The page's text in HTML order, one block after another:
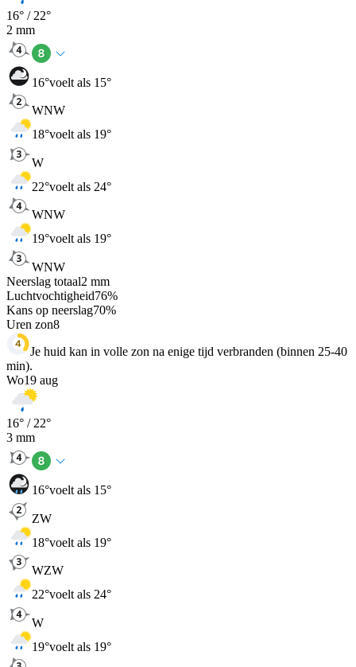
16° / 22°
2 mm
16°voelt als 15°
WNW
18°voelt als 19°
W
22°voelt als 24°
WNW
19°voelt als 19°
WNW
Neerslag totaal2 mm
Luchtvochtigheid76%
Kans op neerslag70%
Uren zon8
Je huid kan in volle zon na enige tijd verbranden (binnen 25-40
min).
Wo19 aug
16° / 22°
3 mm
16°voelt als 15°
ZW
18°voelt als 19°
WZW
22°voelt als 24°
W
19°voelt als 19°